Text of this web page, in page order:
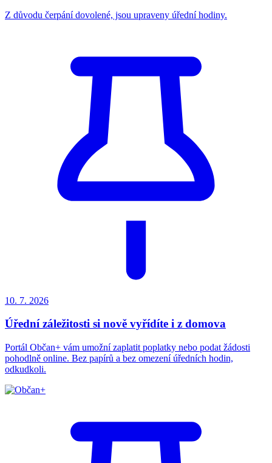
Z důvodu čerpání dovolené, jsou upraveny úřední hodiny.
10. 7. 2026
Úřední záležitosti si nově vyřídíte i z domova
Portál Občan+ vám umožní zaplatit poplatky nebo podat žádosti
pohodlně online. Bez papírů a bez omezení úředních hodin,
odkudkoli.